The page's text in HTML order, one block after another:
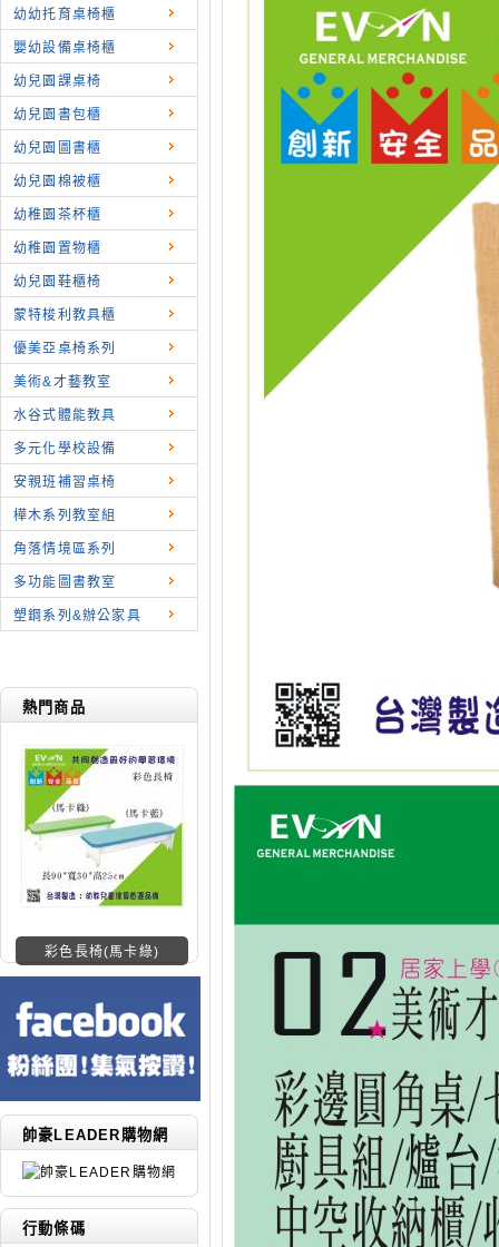
幼幼托育桌椅櫃
嬰幼設備桌椅櫃
幼兒園課桌椅
幼兒園書包櫃
幼兒園圖書櫃
幼兒園棉被櫃
幼稚園茶杯櫃
幼稚園置物櫃
幼兒園鞋櫃椅
蒙特梭利教具櫃
優美亞桌椅系列
美術&才藝教室
水谷式體能教具
多元化學校設備
安親班補習桌椅
樺木系列教室組
角落情境區系列
多功能圖書教室
塑鋼系列&辦公家具
熱門商品
彩色長椅(馬卡綠)
帥豪LEADER購物網
行動條碼